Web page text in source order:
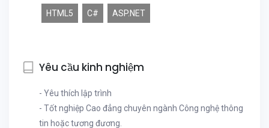
HTML5 C# ASP.NET
Yêu cầu kinh nghiệm
- Yêu thích lập trình
- Tốt nghiệp Cao đẳng chuyên ngành Công nghệ thông
tin hoặc tương đương.